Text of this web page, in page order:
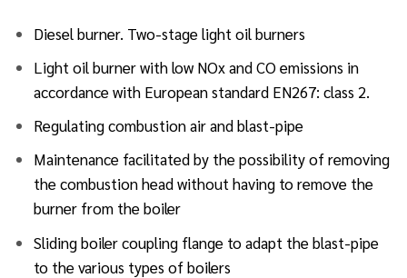
Diesel burner. Two-stage light oil burners
Light oil burner with low NOx and CO emissions in
accordance with European standard EN267: class 2.
Regulating combustion air and blast-pipe
Maintenance facilitated by the possibility of removing
the combustion head without having to remove the
burner from the boiler
Sliding boiler coupling flange to adapt the blast-pipe
to the various types of boilers